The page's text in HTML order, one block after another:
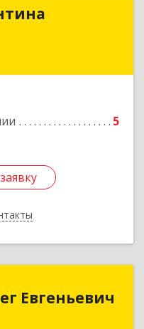
5
Валентина
Подробнее
Евгеньевич
г, Ленина ул,